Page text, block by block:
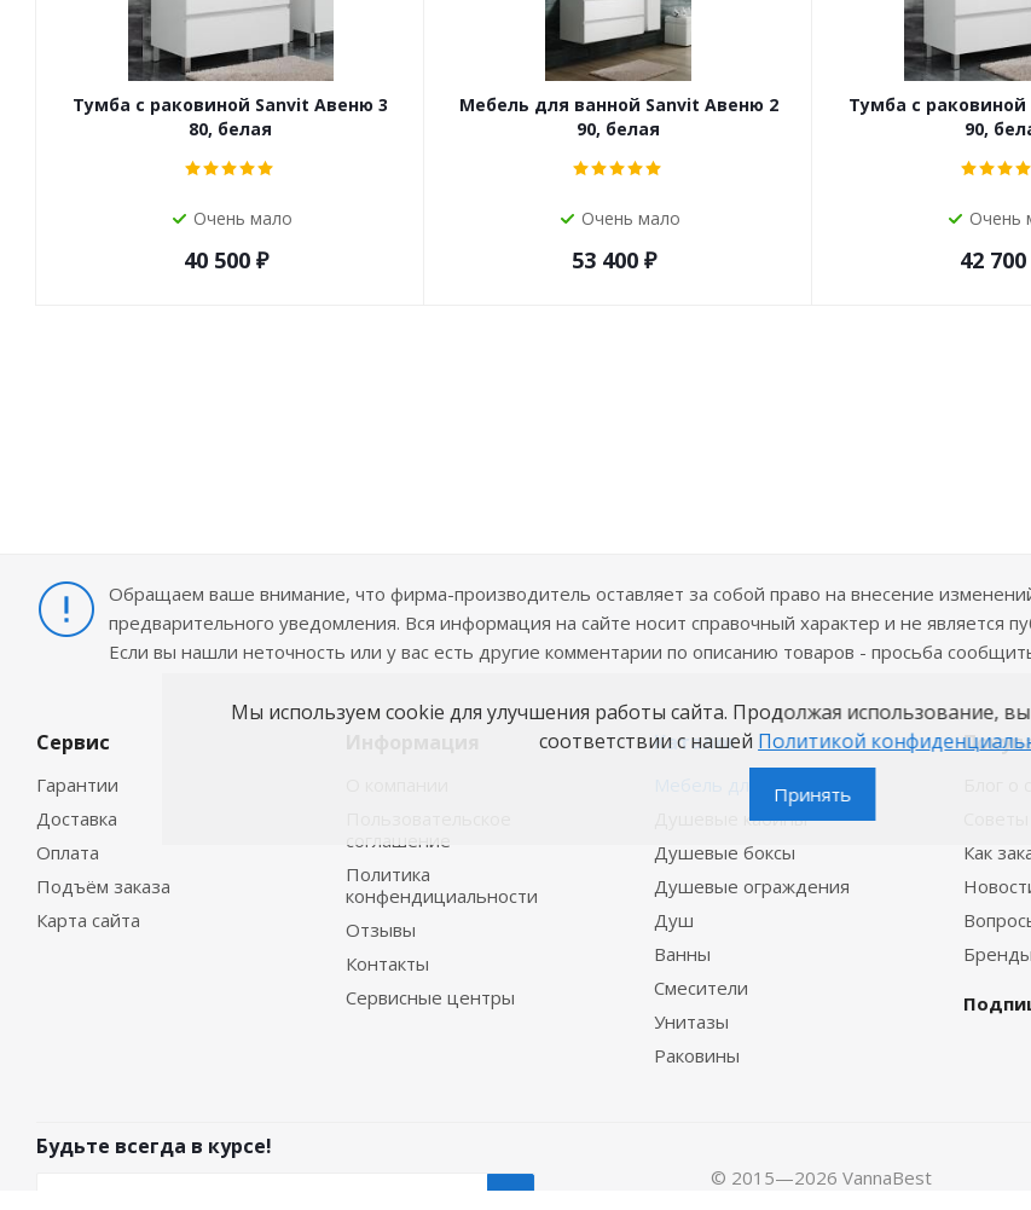
Тумба с раковиной Sanvit Авеню 3
80, белая
Очень мало
40 500 ₽
Мебель для ванной Sanvit Авеню 2
90, белая
Очень мало
53 400 ₽
Тумба с
90,
Очень
42 700
Обращаем ваше внимание, что фирма-производитель оставляет за собой право на внесение
предварительного уведомления. Вся информация на сайте носит справочный характер и не является
Если вы нашли неточность или у вас есть другие комментарии по описанию товаров - просьба
Сервис
Гарантии
Доставка
Оплата
Подъём заказа
Карта сайта
соглашение
Политика
конфендициальности
Отзывы
Контакты
Сервисные центры
Каталог
Мебель для ванной
Душевые кабины
Душевые боксы
Душевые ограждения
Душ
Ванны
Смесители
Унитазы
Раковины
Как
Бренды
Будьте всегда в курсе!
© 2015—2026 VannaBest
Мы используем cookie для улучшения работы сайта. Продолжая использование,
соответствии с нашей Политикой
Принять